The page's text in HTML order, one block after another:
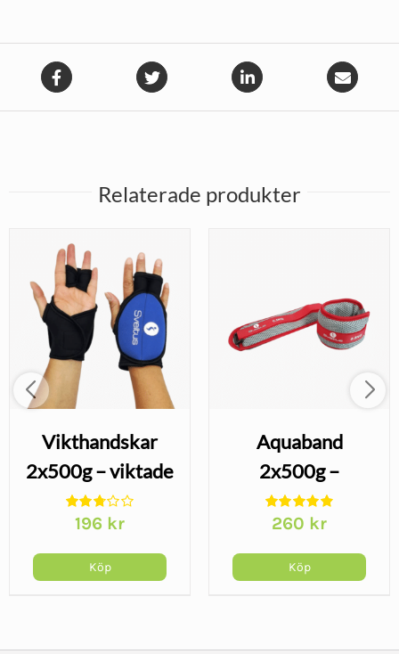
Relaterade produkter
Vikthandskar
2x500g – viktade
handskar för
armträning
196 kr
Köp
Aquaband
2x500g –
viktmanschett för
vattenträning
260 kr
Köp